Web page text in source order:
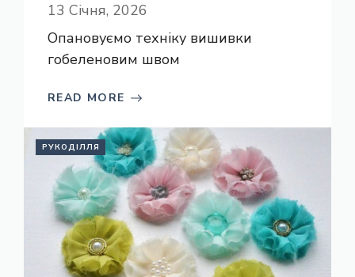
13 Січня, 2026
Опановуємо техніку вишивки
гобеленовим швом
READ MORE
РУКОДІЛЛЯ